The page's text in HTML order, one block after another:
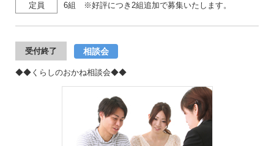
定員 6組 ※好評につき2組追加で募集いたします。
受付終了 相談会
◆◆くらしのおかね相談会◆◆